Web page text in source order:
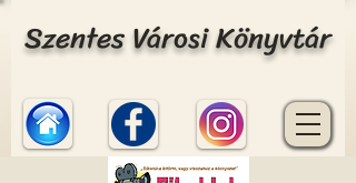
Szentes Városi Könyvtár